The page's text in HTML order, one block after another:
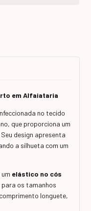
em Alfaiataria
no tecido
que proporciona um
design apresenta
a silhueta com um
elástico no cós
os tamanhos
longuete,